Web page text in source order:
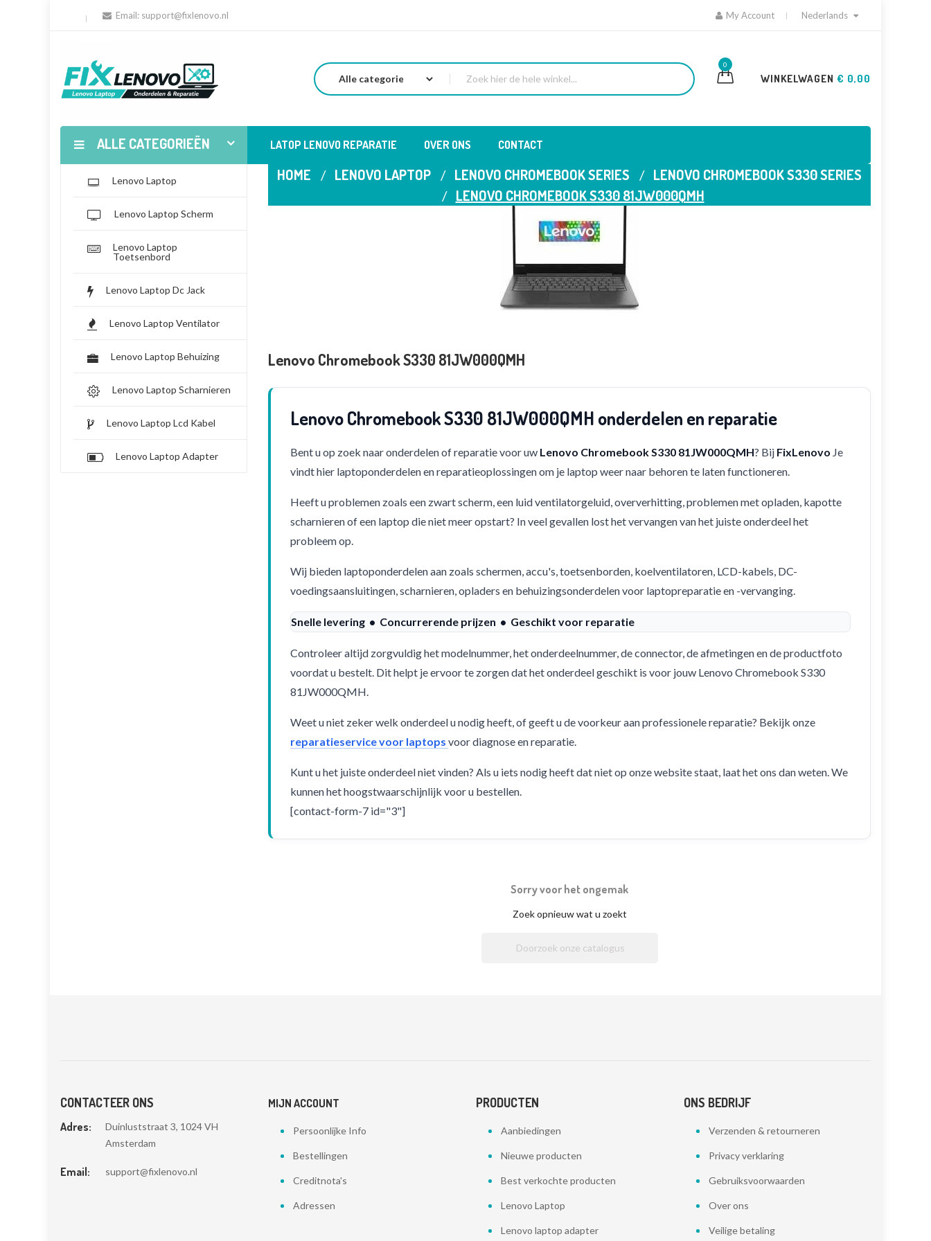
Email: support@fixlenovo.nl My Account Nederlands
0
WINKELWAGEN € 0,00
ALLE CATEGORIEËN LATOP LENOVO REPARATIE OVER ONS CONTACT
Lenovo Laptop
Lenovo Laptop Scherm
Lenovo Laptop
Toetsenbord
Lenovo Laptop Dc Jack
Lenovo Laptop Ventilator
Lenovo Laptop Behuizing
Lenovo Laptop Scharnieren
Lenovo Laptop Lcd Kabel
Lenovo Laptop Adapter
HOME LENOVO LAPTOP LENOVO CHROMEBOOK SERIES
LENOVO CHROMEBOOK S330 SERIES
LENOVO CHROMEBOOK S330 81JW000QMH
Lenovo Chromebook S330 81JW000QMH
Lenovo Chromebook S330 81JW000QMH onderdelen en reparatie
Bent u op zoek naar onderdelen of reparatie voor uw Lenovo Chromebook S330 81JW000QMH? Bij FixLenovo Je
vindt hier laptoponderdelen en reparatieoplossingen om je laptop weer naar behoren te laten functioneren.
Heeft u problemen zoals een zwart scherm, een luid ventilatorgeluid, oververhitting, problemen met opladen, kapotte
scharnieren of een laptop die niet meer opstart? In veel gevallen lost het vervangen van het juiste onderdeel het
probleem op.
Wij bieden laptoponderdelen aan zoals schermen, accu's, toetsenborden, koelventilatoren, LCD-kabels, DC-
voedingsaansluitingen, scharnieren, opladers en behuizingsonderdelen voor laptopreparatie en -vervanging.
Snelle levering • Concurrerende prijzen • Geschikt voor reparatie
Controleer altijd zorgvuldig het modelnummer, het onderdeelnummer, de connector, de afmetingen en de productfoto
voordat u bestelt. Dit helpt je ervoor te zorgen dat het onderdeel geschikt is voor jouw Lenovo Chromebook S330
81JW000QMH.
Weet u niet zeker welk onderdeel u nodig heeft, of geeft u de voorkeur aan professionele reparatie? Bekijk onze
reparatieservice voor laptops voor diagnose en reparatie.
Kunt u het juiste onderdeel niet vinden? Als u iets nodig heeft dat niet op onze website staat, laat het ons dan weten. We
kunnen het hoogstwaarschijnlijk voor u bestellen.
[contact-form-7 id="3"]
Sorry voor het ongemak
Zoek opnieuw wat u zoekt
CONTACTEER ONS
Adres:
Duinluststraat 3, 1024 VH
Amsterdam
Email: support@fixlenovo.nl
MIJN ACCOUNT
Persoonlijke Info
Bestellingen
Creditnota's
Adressen
PRODUCTEN
Aanbiedingen
Nieuwe producten
Best verkochte producten
Lenovo Laptop
Lenovo laptop adapter
ONS BEDRIJF
Verzenden & retourneren
Privacy verklaring
Gebruiksvoorwaarden
Over ons
Veilige betaling